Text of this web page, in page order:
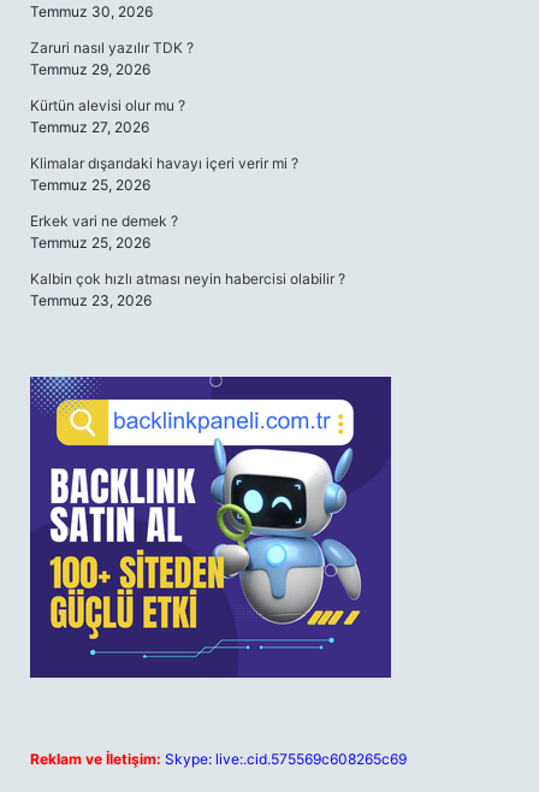
Temmuz 30, 2026
Zaruri nasıl yazılır TDK ?
Temmuz 29, 2026
Kürtün alevisi olur mu ?
Temmuz 27, 2026
Klimalar dışarıdaki havayı içeri verir mi ?
Temmuz 25, 2026
Erkek vari ne demek ?
Temmuz 25, 2026
Kalbin çok hızlı atması neyin habercisi olabilir ?
Temmuz 23, 2026
Reklam ve İletişim: Skype: live:.cid.575569c608265c69